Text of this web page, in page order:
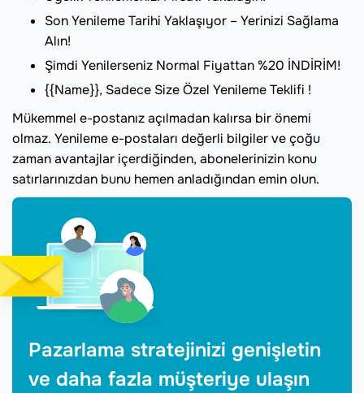
Son Yenileme Tarihi Yaklaşıyor – Yerinizi Sağlama
Alın!
Şimdi Yenilerseniz Normal Fiyattan %20 İNDİRİM!
{{Name}}, Sadece Size Özel Yenileme Teklifi !
Mükemmel e-postanız açılmadan kalırsa bir önemi
olmaz. Yenileme e-postaları değerli bilgiler ve çoğu
zaman avantajlar içerdiğinden, abonelerinizin konu
satırlarınızdan bunu hemen anladığından emin olun.
Pazarlama stratejinizi genişletin
ve daha fazla müşteriye ulaşın